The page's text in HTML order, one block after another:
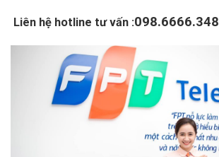
Liên hệ hotline tư vấn :098.6666.348